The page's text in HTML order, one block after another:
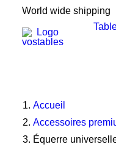
World wide shipping
Accueil
Accessoires
Équerre